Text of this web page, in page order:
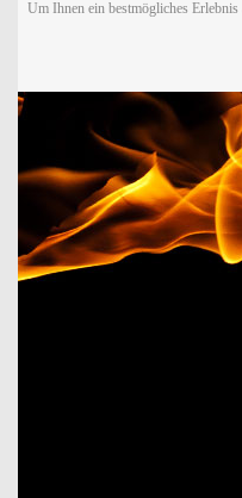
Um Ihnen ein bestmögliches